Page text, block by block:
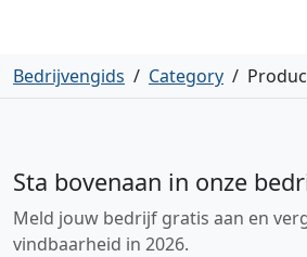
Bedrijvengids / Category /
Sta bovenaan in onze
Meld jouw bedrijf gratis aan en
vindbaarheid in 2026.